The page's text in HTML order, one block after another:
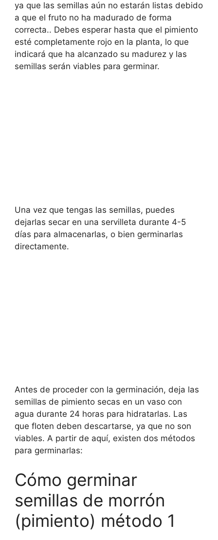
ya que las semillas aún no estarán listas debido
a que el fruto no ha madurado de forma
correcta.. Debes esperar hasta que el pimiento
esté completamente rojo en la planta, lo que
indicará que ha alcanzado su madurez y las
semillas serán viables para germinar.
Una vez que tengas las semillas, puedes
dejarlas secar en una servilleta durante 4-5
días para almacenarlas, o bien germinarlas
directamente.
Antes de proceder con la germinación, deja las
semillas de pimiento secas en un vaso con
agua durante 24 horas para hidratarlas. Las
que floten deben descartarse, ya que no son
viables. A partir de aquí, existen dos métodos
para germinarlas:
Cómo germinar
semillas de morrón
(pimiento) método 1